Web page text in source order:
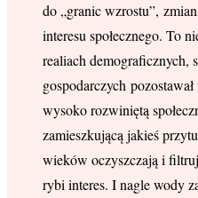
do „granic wzrostu”,
interesu społecznego. To
realiach demograficznych,
gospodarczych
wysoko rozwiniętą
zamieszkującą jakieś
wieków oczyszczają i
rybi interes. I nagle wody